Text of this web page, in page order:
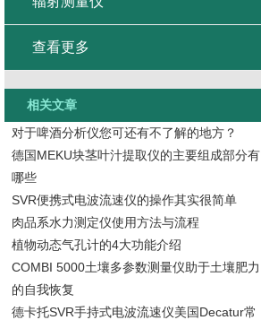
查看更多
相关文章
对于啤酒分析仪您可还有不了解的地方？
德国MEKU块茎叶汁提取仪的主要组成部分有
哪些
SVR便携式电波流速仪的操作其实很简单
肉品系水力测定仪使用方法与流程
植物动态气孔计的4大功能介绍
COMBI 5000土壤多参数测量仪助于土壤肥力
的自我恢复
德卡托SVR手持式电波流速仪美国Decatur常